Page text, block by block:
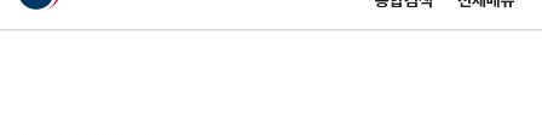
이 누리집은 대한민국 공식 전자정부 누리집입니다.